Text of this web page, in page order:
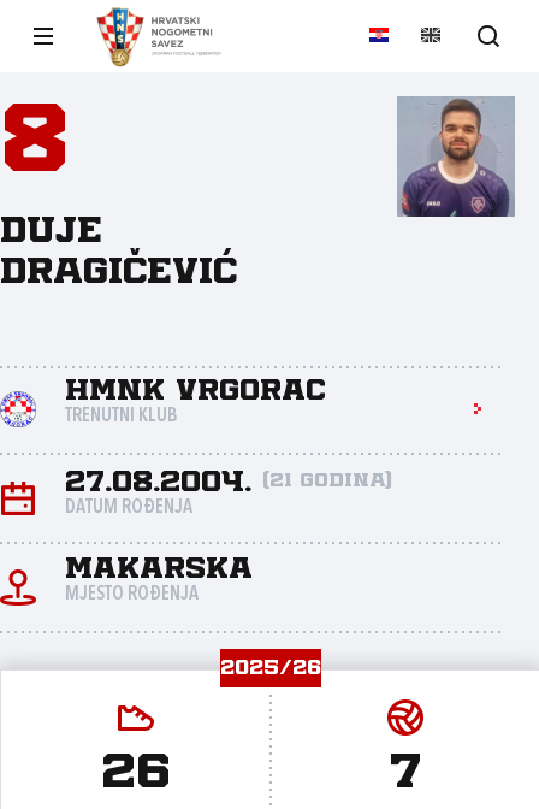
8
Duje
Dragičević
HMNK Vrgorac
TRENUTNI KLUB
27.08.2004. (21 godina)
DATUM ROĐENJA
Makarska
MJESTO ROĐENJA
2025/26
26 7